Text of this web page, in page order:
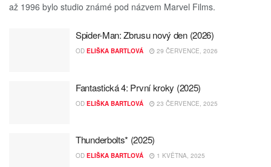
až 1996 bylo studio známé pod názvem Marvel Films.
Spider-Man: Zbrusu nový den (2026)
OD ELIŠKA BARTLOVÁ 29 ČERVENCE, 2026
Fantastická 4: První kroky (2025)
OD ELIŠKA BARTLOVÁ 23 ČERVENCE, 2025
Thunderbolts* (2025)
OD ELIŠKA BARTLOVÁ 1 KVĚTNA, 2025